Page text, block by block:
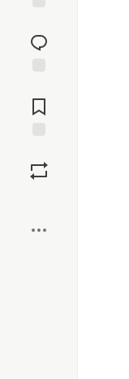
reaction
Comments